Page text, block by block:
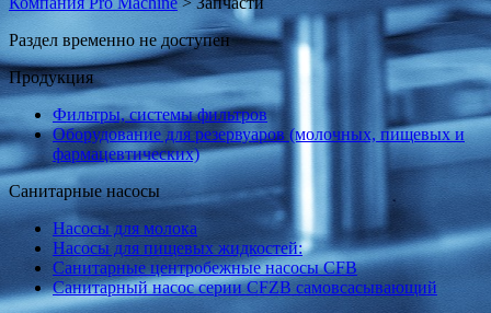
Раздел временно не доступен
Продукция
Фильтры, системы фильтров
Оборудование для резервуаров (молочных, пищевых и
фармацевтических)
Санитарные насосы
Насосы для молока
Насосы для пищевых жидкостей:
Санитарные центробежные насосы CFB
Санитарный насос серии СFZB самовсасывающий